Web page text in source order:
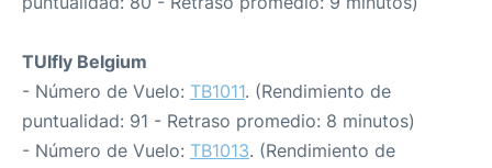
TUIfly Belgium
- Número de Vuelo: TB1011. (Rendimiento de
puntualidad: 91 - Retraso promedio: 8 minutos)
- Número de Vuelo: TB1013. (Rendimiento de